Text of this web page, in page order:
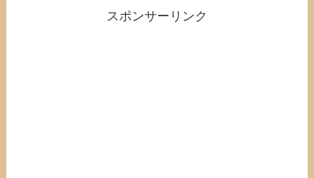
スポンサーリンク